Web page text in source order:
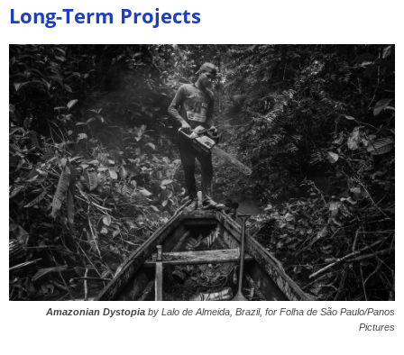
Long-Term Projects
Amazonian Dystopia by Lalo de Almeida, Brazil, for Folha de São Paulo/Panos
Pictures